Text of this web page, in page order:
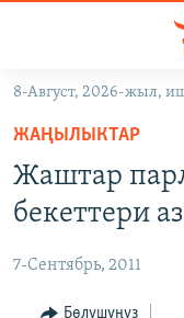
Навигацияга
өтүңүз
Издөөгө
салыңызКЫРГЫЗСТАН
ЭКОНОМИКА
МАДАНИЯТ
ДҮЙНӨ
БОРБОР АЗИЯ
АТАЙЫН ИЛИКТӨӨ
8-Август, 2026-жыл,
ЖАҢЫЛЫКТАР
Жаштар
бекеттери
7-Сентябрь, 2011
Бөлүшүңүз